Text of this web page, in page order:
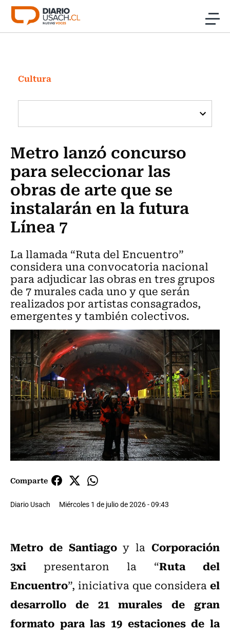
Click acá para ir directamente al contenido
Investigación
Cultura
Programas Radio y TV Usach
Cultura
Metro lanzó concurso
para seleccionar las
obras de arte que se
instalarán en la futura
Línea 7
La llamada “Ruta del Encuentro”
considera una convocatoria nacional
para adjudicar las obras en tres grupos
de 7 murales cada uno y que serán
realizados por artistas consagrados,
emergentes y también colectivos.
Comparte
Diario Usach Miércoles 1 de julio de 2026 - 09:43
Metro de Santiagoy laCorporación
3xi presentaron la “Ruta del
Encuentro”, iniciativa que considerael
desarrollo de 21 murales de gran
formato para las 19 estaciones de la